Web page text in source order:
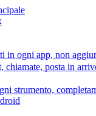
in ogni app, non
chiamate, posta in
strumento,